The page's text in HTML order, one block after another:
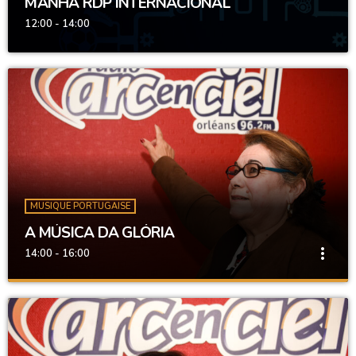
12:00 - 14:00
MUSIQUE PORTUGAISE
A MÚSICA DA GLÓRIA
14:00 - 16:00 more_vert
A MÚSICA DA GLÓRIA
ANIMATRICE : GLÓRIA
close